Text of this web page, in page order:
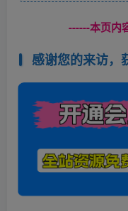
------本页内
感谢您的来访，